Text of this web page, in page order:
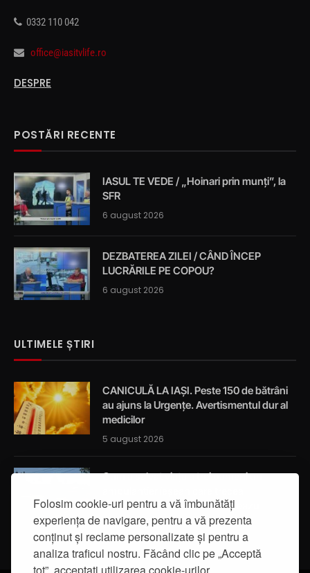
Folosim cookie-uri pentru a vă îmbunătăți
experiența de navigare, pentru a vă prezenta
conținut și reclame personalizate și pentru a
analiza traficul nostru. Făcând clic pe „Acceptă
0332 110 042
office@iasitvlife.ro
DESPRE
POSTĂRI RECENTE
IASUL TE VEDE / „Hoinari prin munți”, la
SFR
6 august 2026
DEZBATEREA ZILEI / CÂND ÎNCEP
LUCRĂRILE PE COPOU?
6 august 2026
ULTIMELE ȘTIRI
CANICULĂ LA IAȘI. Peste 150 de bătrâni
au ajuns la Urgențe. Avertismentul dur al
medicilor
5 august 2026
Cum a salvat viața a trei oameni un
întâmplător prin localitatea Breazu
5 august 2026